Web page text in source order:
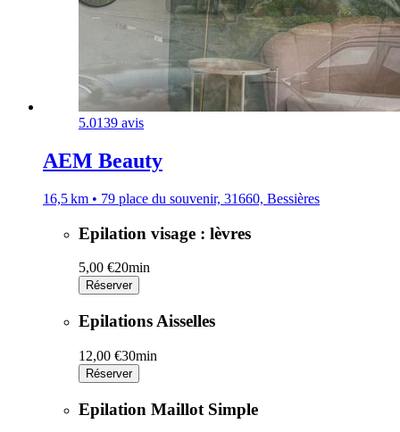
5.0139 avis
AEM Beauty
16,5 km • 79 place du souvenir, 31660, Bessières
Epilation visage : lèvres
5,00 €20min
Réserver
Epilations Aisselles
12,00 €30min
Réserver
Epilation Maillot Simple